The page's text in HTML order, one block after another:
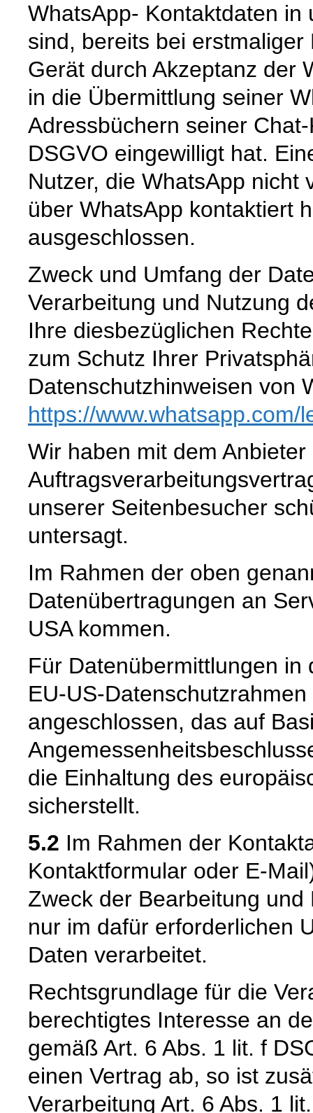
WhatsApp- Kontaktdaten in
sind, bereits bei
Gerät durch Akzeptanz der
in die Übermittlung seiner
Adressbüchern seiner
DSGVO eingewilligt hat.
Nutzer, die WhatsApp nicht
über WhatsApp kontaktiert
ausgeschlossen.
Zweck und Umfang der
Verarbeitung und Nutzung
Ihre diesbezüglichen
zum Schutz Ihrer
Datenschutzhinweisen von
https://www.whatsapp.com/
Wir haben mit dem Anbieter
unserer Seitenbesucher
untersagt.
Im Rahmen der oben
Datenübertragungen an
USA kommen.
Für Datenübermittlungen in
EU-US-
angeschlossen, das auf
die Einhaltung des
sicherstellt.
5.2 Im Rahmen der
Kontaktformular oder E-
Zweck der Bearbeitung
nur im dafür erforderlichen
Daten verarbeitet.
Rechtsgrundlage für die
berechtigtes Interesse an
gemäß Art. 6 Abs. 1 lit. f
einen Vertrag ab, so ist
Verarbeitung Art. 6 Abs. 1